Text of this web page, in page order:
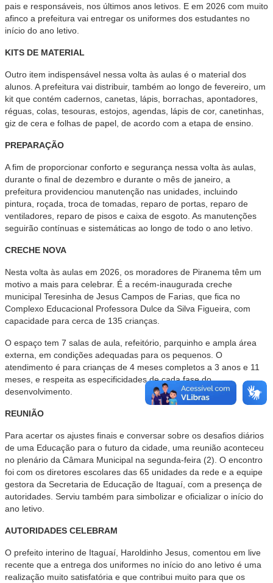
pais e responsáveis, nos últimos anos letivos. E em 2026 com muito
afinco a prefeitura vai entregar os uniformes dos estudantes no
início do ano letivo.
KITS DE MATERIAL
Outro item indispensável nessa volta às aulas é o material dos
alunos. A prefeitura vai distribuir, também ao longo de fevereiro, um
kit que contém cadernos, canetas, lápis, borrachas, apontadores,
réguas, colas, tesouras, estojos, agendas, lápis de cor, canetinhas,
giz de cera e folhas de papel, de acordo com a etapa de ensino.
PREPARAÇÃO
A fim de proporcionar conforto e segurança nessa volta às aulas,
durante o final de dezembro e durante o mês de janeiro, a
prefeitura providenciou manutenção nas unidades, incluindo
pintura, roçada, troca de tomadas, reparo de portas, reparo de
ventiladores, reparo de pisos e caixa de esgoto. As manutenções
seguirão contínuas e sistemáticas ao longo de todo o ano letivo.
CRECHE NOVA
Nesta volta às aulas em 2026, os moradores de Piranema têm um
motivo a mais para celebrar. É a recém-inaugurada creche
municipal Teresinha de Jesus Campos de Farias, que fica no
Complexo Educacional Professora Dulce da Silva Figueira, com
capacidade para cerca de 135 crianças.
O espaço tem 7 salas de aula, refeitório, parquinho e ampla área
externa, em condições adequadas para os pequenos. O
atendimento é para crianças de 4 meses completos a 3 anos e 11
meses, e respeita as especificidades de cada fase do
desenvolvimento.
REUNIÃO
Para acertar os ajustes finais e conversar sobre os desafios diários
de uma Educação para o futuro da cidade, uma reunião aconteceu
no plenário da Câmara Municipal na segunda-feira (2). O encontro
foi com os diretores escolares das 65 unidades da rede e a equipe
gestora da Secretaria de Educação de Itaguaí, com a presença de
autoridades. Serviu também para simbolizar e oficializar o início do
ano letivo.
AUTORIDADES CELEBRAM
O prefeito interino de Itaguaí, Haroldinho Jesus, comentou em live
recente que a entrega dos uniformes no início do ano letivo é uma
realização muito satisfatória e que contribui muito para que os